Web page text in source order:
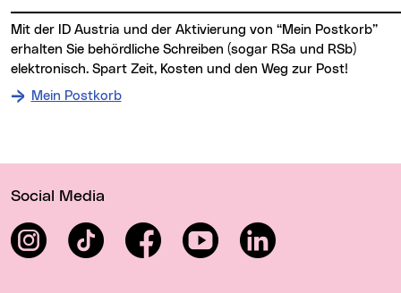
Mit der ID Austria und der Aktivierung von “Mein Postkorb”
erhalten Sie behördliche Schreiben (sogar RSa und RSb)
elektronisch. Spart Zeit, Kosten und den Weg zur Post!
Mein Postkorb
Social Media
InstagramTikTok FacebookYouTube LinkedIn